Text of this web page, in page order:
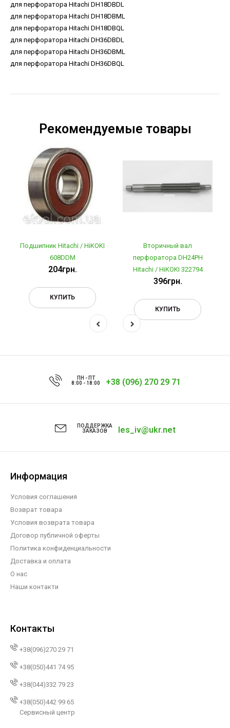
для перфоратора Hitachi DH18DBDL
для перфоратора Hitachi DH18DBML
для перфоратора Hitachi DH18DBQL
для перфоратора Hitachi DH36DBDL
для перфоратора Hitachi DH36DBML
для перфоратора Hitachi DH36DBQL
Рекомендуемые товары
Подшипник Hitachi / HiKOKI
608DDM
204грн.
КУПИТЬ
Вторичный вал
перфоратора DH24PH
Hitachi / HiKOKI 322794
396грн.
КУПИТЬ
ПН - ПТ
8:00 - 18:00
+38 (096) 270 29 71
ПОДДЕРЖКА
ЗАКАЗОВ
les_iv@ukr.net
Информация
Условия соглашения
Возврат товара
Условия возврата товара
Договор публичной оферты
Политика конфиденциальности
Доставка и оплата
О нас
Наши контакти
Контакты
+38(096)270 29 71
+38(050)441 74 95
+38(044)332 79 23
+38(050)442 99 65
Сервисный центр